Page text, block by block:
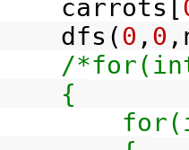
carrots[
dfs(0 , 0
/
{
for(int